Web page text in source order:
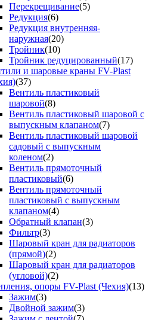
Перекрещивание(5)
Редукция(6)
Редукция внутренняя-
наружная(20)
Тройник(10)
Тройник редуцированный(17)
и шаровые краны FV-Plast
(37)
Вентиль пластиковый
шаровой(8)
Вентиль пластиковый шаровой с
выпускным клапаном(7)
Вентиль пластиковый шаровой
садовый с выпускным
коленом(2)
Вентиль прямоточный
пластиковый(6)
Вентиль прямоточный
пластиковый с выпускным
клапаном(4)
Обратный клапан(3)
Фильтр(3)
Шаровый кран для радиаторов
(прямой)(2)
Шаровый кран для радиаторов
(угловой)(2)
опоры FV-Plast (Чехия)(13)
Зажим(3)
Двойной зажим(3)